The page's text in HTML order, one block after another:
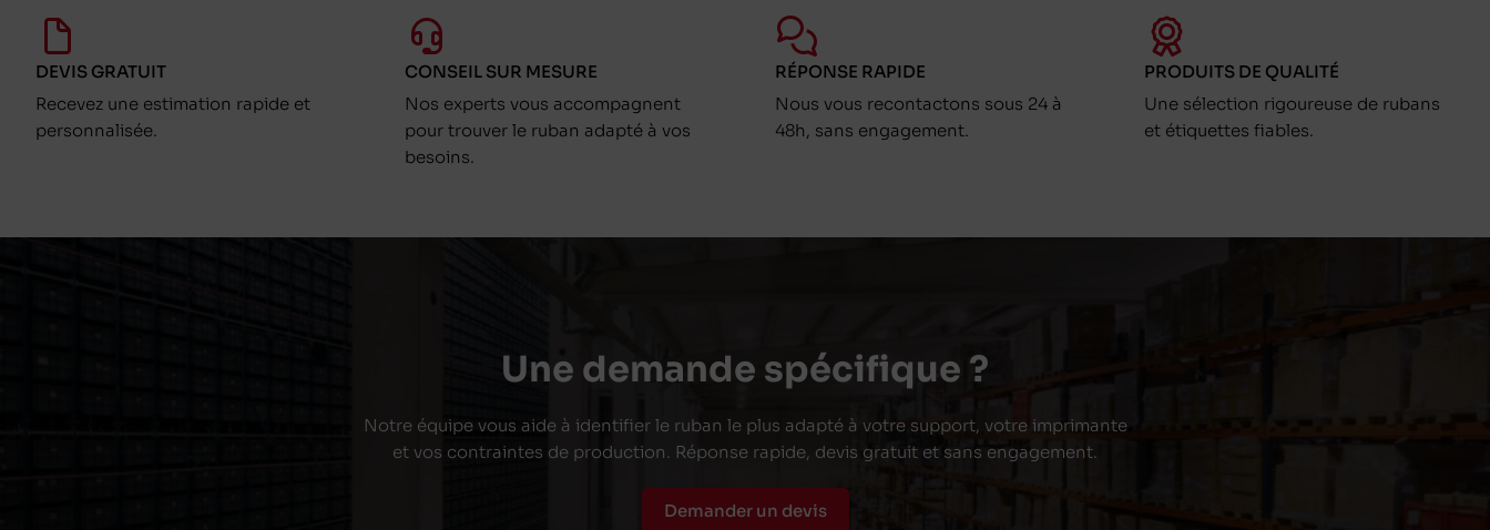
DEVIS GRATUIT
Recevez une estimation rapide et
personnalisée.
CONSEIL SUR MESURE
Nos experts vous accompagnent
pour trouver le ruban adapté à vos
besoins.
RÉPONSE RAPIDE
Nous vous recontactons sous 24 à
48h, sans engagement.
PRODUITS DE QUALITÉ
Une sélection rigoureuse de rubans
et étiquettes fiables.
Une demande spécifique ?
Notre équipe vous aide à identifier le ruban le plus adapté à votre support, votre imprimante
et vos contraintes de production. Réponse rapide, devis gratuit et sans engagement.
Demander un devis